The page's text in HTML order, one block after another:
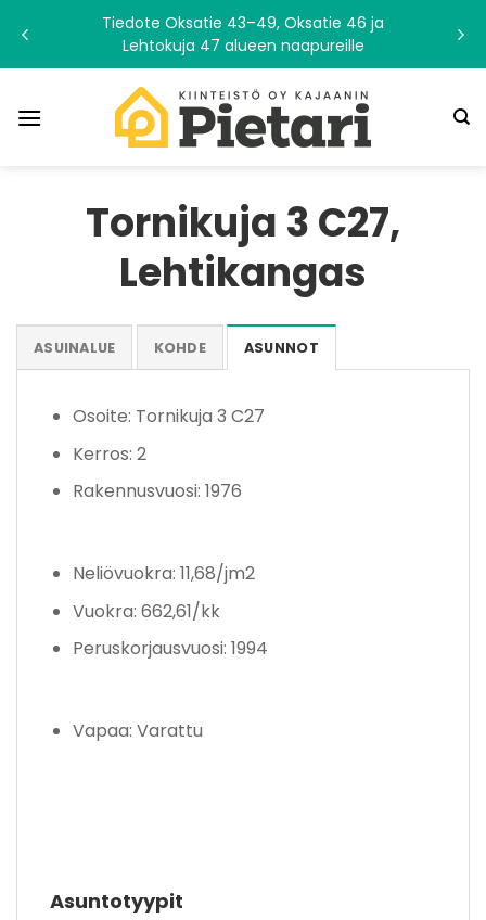
content
Tiedote Oksatie 43–49, Oksatie 46 ja
Lehtokuja 47 alueen naapureille
Tornikuja 3 C27,
Lehtikangas
ASUINALUE KOHDE ASUNNOT
Asuntotyypit
Osoite: Tornikuja 3 C27
Kerros: 2
Rakennusvuosi: 1976
Neliövuokra: 11,68/jm2
Vuokra: 662,61/kk
Peruskorjausvuosi: 1994
Vapaa: Varattu